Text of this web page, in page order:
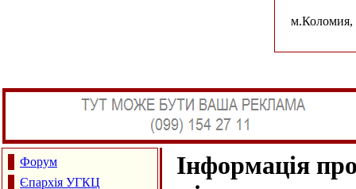
м.Коломия,
Форум
Єпархія УГКЦ
Інформація